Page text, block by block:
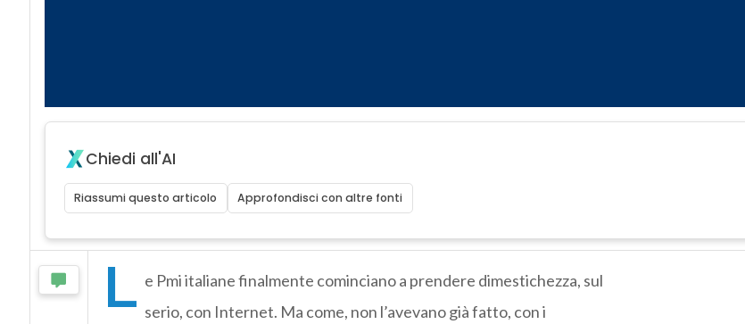
Chiedi all'AI
Riassumi questo articolo Approfondisci con altre fonti
L e Pmi italiane finalmente cominciano a prendere dimestichezza, sul
serio, con Internet. Ma come, non l’avevano già fatto, con i